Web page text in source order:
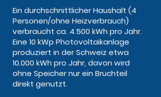
Ein durchschnittlicher Haushalt (4
Personen/ohne Heizverbrauch)
verbraucht ca. 4.500 kWh pro Jahr.
Eine 10 kWp Photovoltaikanlage
produziert in der Schweiz etwa
10.000 kWh pro Jahr, davon wird
ohne Speicher nur ein Bruchteil
direkt genutzt.